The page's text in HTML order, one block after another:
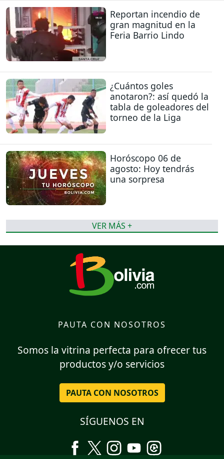
Reportan incendio de
gran magnitud en la
Feria Barrio Lindo
¿Cuántos goles
anotaron?: así quedó la
tabla de goleadores del
torneo de la Liga
Horóscopo 06 de
agosto: Hoy tendrás
una sorpresa
VER MÁS +
PAUTA CON NOSOTROS
Somos la vitrina perfecta para ofrecer tus
productos y/o servicios
PAUTA CON NOSOTROS
SÍGUENOS EN